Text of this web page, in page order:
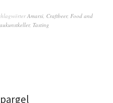
Amarsi, Craftbeer, Food and
, Tasting